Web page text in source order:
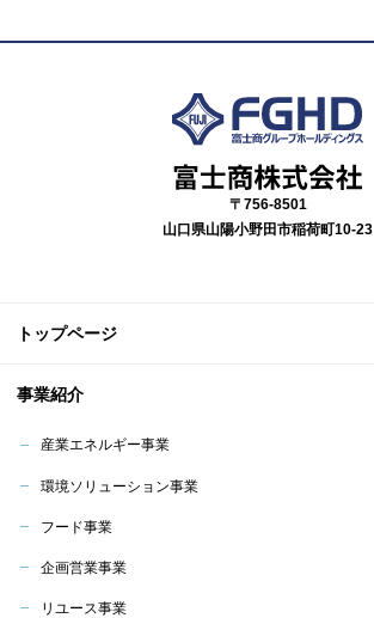
〒756-8501
山口県山陽小野田市稲荷町10-23
トップページ
事業紹介
産業エネルギー事業
環境ソリューション事業
フード事業
企画営業事業
リユース事業